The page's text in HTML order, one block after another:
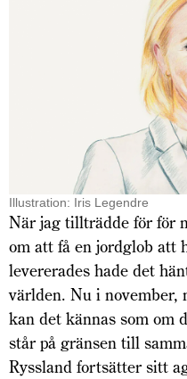
Illustration: Iris Legendre
När jag tillträdde för för
om att få en jordglob att
levererades hade det
världen. Nu i november,
kan det kännas som om
står på gränsen till
Ryssland fortsätter sitt